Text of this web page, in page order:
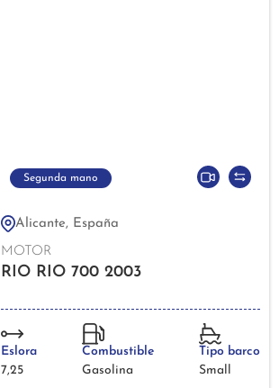
Segunda mano
Alicante, España
MOTOR
RIO RIO 700 2003
Eslora
7,25
Combustible
Gasolina
Tipo barco
Small